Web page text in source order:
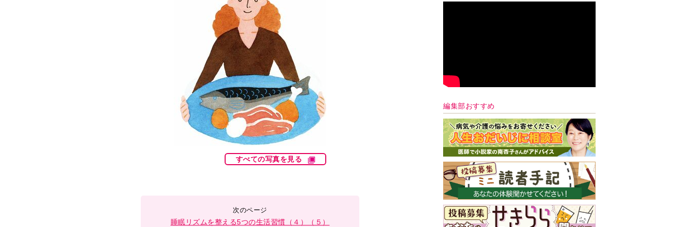
すべての写真を見る
睡眠リズムを整える5つの生活習慣（４）（５）
編集部おすすめ